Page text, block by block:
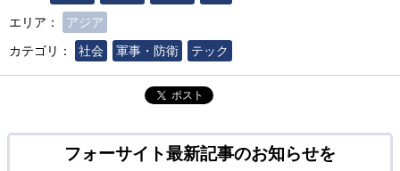
エリア：
アジア
カテゴリ：
社会 軍事・防衛 テック
ポスト
フォーサイト最新記事のお知らせを